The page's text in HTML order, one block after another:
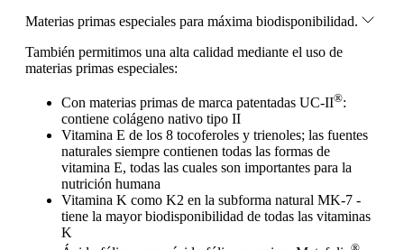
Materias primas especiales para máxima biodisponibilidad.
También permitimos una alta calidad mediante el uso de
materias primas especiales:
Con materias primas de marca patentadas UC-II®:
contiene colágeno nativo tipo II
Vitamina E de los 8 tocoferoles y trienoles; las fuentes
naturales siempre contienen todas las formas de
vitamina E, todas las cuales son importantes para la
nutrición humana
Vitamina K como K2 en la subforma natural MK-7 -
tiene la mayor biodisponibilidad de todas las vitaminas
K